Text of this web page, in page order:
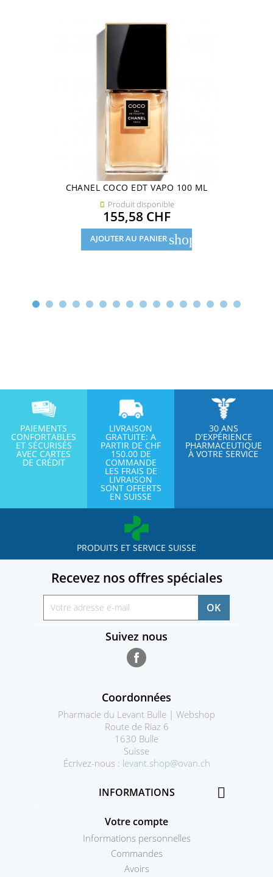
CHANEL COCO EDT VAPO 100 ML
 Produit disponible
Prix
155,58 CHF
AJOUTER AU PANIER shopping_cart
PAIEMENTS
CONFORTABLES
ET SÉCURISÉS
AVEC CARTES
DE CRÉDIT
LIVRAISON
GRATUITE: A
PARTIR DE CHF
150.00 DE
COMMANDE
LES FRAIS DE
LIVRAISON
SONT OFFERTS
EN SUISSE
30 ANS
D'EXPÉRIENCE
PHARMACEUTIQUE
À VOTRE SERVICE
PRODUITS ET SERVICE SUISSE
Recevez nos offres spéciales
Suivez nous
Coordonnées
Pharmacie du Levant Bulle | Webshop
Route de Riaz 6
1630 Bulle
Suisse
Écrivez-nous : levant.shop@ovan.ch
INFORMATIONS 
Votre compte
Informations personnelles
Commandes
Avoirs